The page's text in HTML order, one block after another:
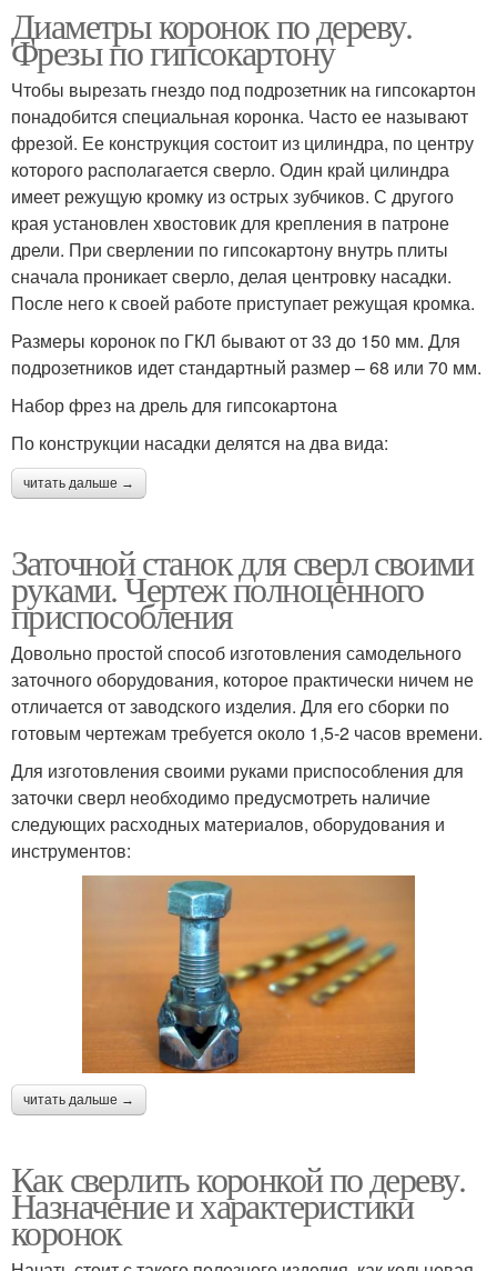
Диаметры коронок по дереву.
Фрезы по гипсокартону
Чтобы вырезать гнездо под подрозетник на гипсокартон
понадобится специальная коронка. Часто ее называют
фрезой. Ее конструкция состоит из цилиндра, по центру
которого располагается сверло. Один край цилиндра
имеет режущую кромку из острых зубчиков. С другого
края установлен хвостовик для крепления в патроне
дрели. При сверлении по гипсокартону внутрь плиты
сначала проникает сверло, делая центровку насадки.
После него к своей работе приступает режущая кромка.
Размеры коронок по ГКЛ бывают от 33 до 150 мм. Для
подрозетников идет стандартный размер – 68 или 70 мм.
Набор фрез на дрель для гипсокартона
По конструкции насадки делятся на два вида:
читать дальше →
Заточной станок для сверл своими
руками. Чертеж полноценного
приспособления
Довольно простой способ изготовления самодельного
заточного оборудования, которое практически ничем не
отличается от заводского изделия. Для его сборки по
готовым чертежам требуется около 1,5-2 часов времени.
Для изготовления своими руками приспособления для
заточки сверл необходимо предусмотреть наличие
следующих расходных материалов, оборудования и
инструментов:
читать дальше →
Как сверлить коронкой по дереву.
Назначение и характеристики
коронок